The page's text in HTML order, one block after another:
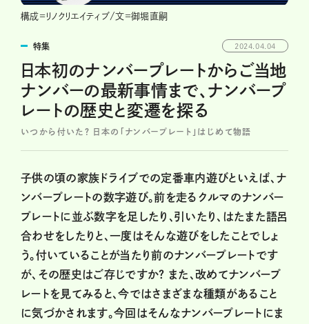
構成=リノクリエイティブ/文=御堀直嗣
特集 2024.04.04
日本初のナンバープレートからご当地
ナンバーの最新事情まで、ナンバープ
レートの歴史と変遷を探る
いつから付いた？ 日本の「ナンバープレート」はじめて物語
子供の頃の家族ドライブでの定番車内遊びといえば、ナ
ンバープレートの数字遊び。前を走るクルマのナンバー
プレートに並ぶ数字を足したり、引いたり、はたまた語呂
合わせをしたりと、一度はそんな遊びをしたことでしょ
う。付いていることが当たり前のナンバープレートです
が、その歴史はご存じですか？ また、改めてナンバープ
レートを見てみると、今ではさまざまな種類があること
に気づかされます。今回はそんなナンバープレートにま